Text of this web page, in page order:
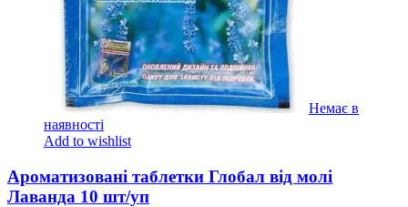
Немає в
наявності
Add to wishlist
Ароматизовані таблетки Глобал від молі
Лаванда 10 шт/уп